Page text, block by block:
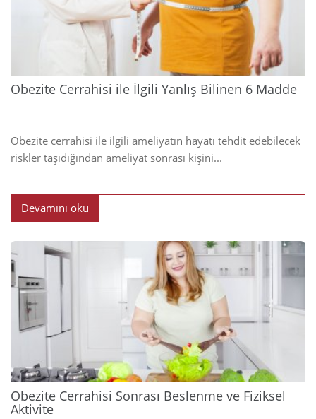
Obezite Cerrahisi ile İlgili Yanlış Bilinen 6 Madde
Obezite cerrahisi ile ilgili ameliyatın hayatı tehdit edebilecek
riskler taşıdığından ameliyat sonrası kişini...
Devamını oku
2023
Obezite Cerrahisi Sonrası Beslenme ve Fiziksel
Aktivite